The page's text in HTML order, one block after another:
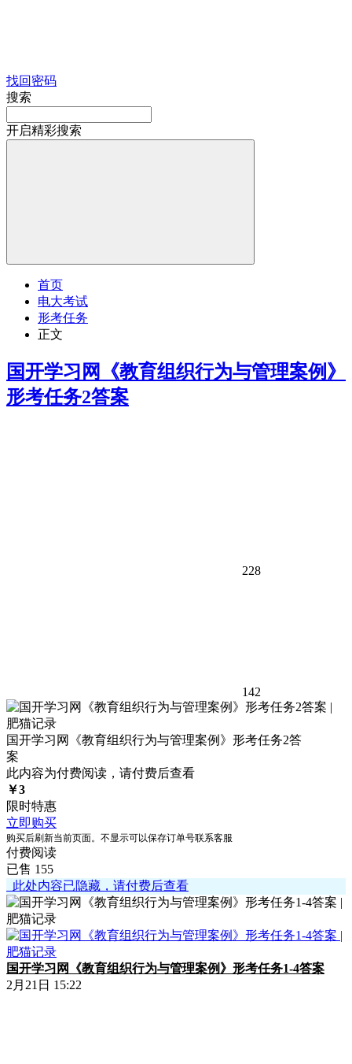
找回密码
搜索
开启精彩搜索
首页
电大考试
形考任务
正文
国开学习网《教育组织行为与管理案例》
形考任务2答案
228
142
国开学习网《教育组织行为与管理案例》形考任务2答
案
此内容为付费阅读，请付费后查看
￥3
限时特惠
立即购买
购买后刷新当前页面。不显示可以保存订单号联系客服
付费阅读
已售 155
此处内容已隐藏，请付费后查看
国开学习网《教育组织行为与管理案例》形考任务1-4答案
2月21日 15:22